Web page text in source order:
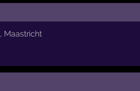
, Maastricht